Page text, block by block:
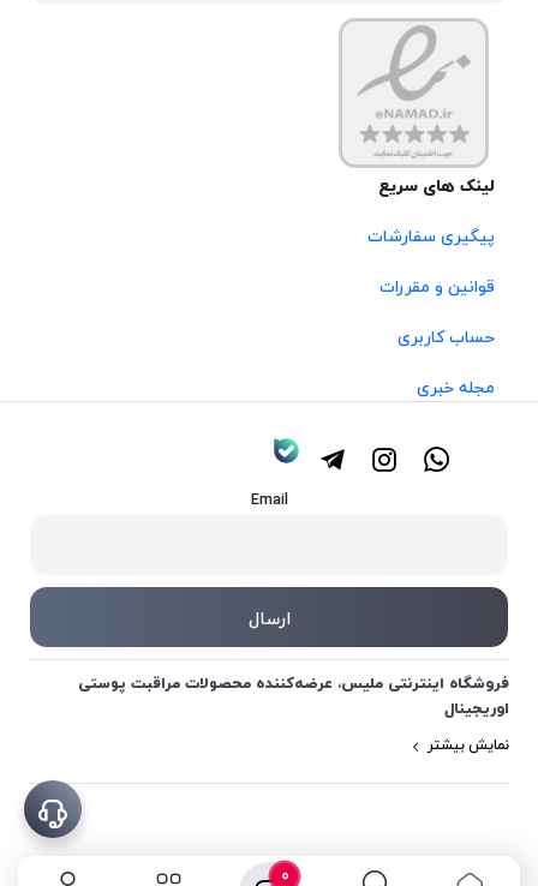
0
لینک های سریع
پیگیری سفارشات
قوانین و مقررات
حساب کاربری
مجله خبری
Email
فروشگاه اینترنتی ملیس، عرضه‌کننده محصولات مراقبت پوستی
اوریجینال
نمایش بیشتر